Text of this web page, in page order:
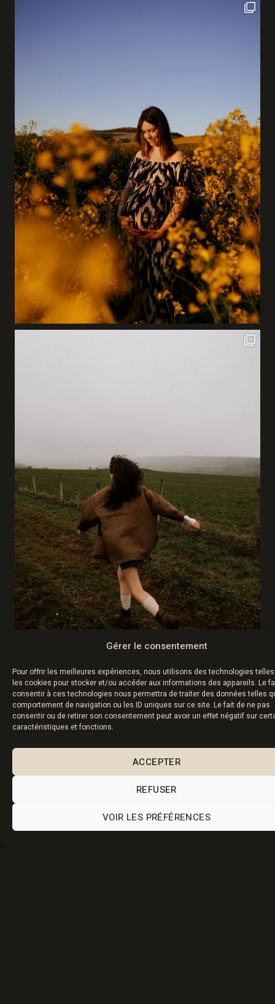
Gérer le consentement
Pour offrir les meilleures expériences, nous utilisons des technologies
les cookies pour stocker et/ou accéder aux informations des appareils. Le
consentir à ces technologies nous permettra de traiter des données telles
comportement de navigation ou les ID uniques sur ce site. Le fait de ne pas
consentir ou de retirer son consentement peut avoir un effet négatif sur
caractéristiques et fonctions.
ACCEPTER
REFUSER
VOIR LES PRÉFÉRENCES